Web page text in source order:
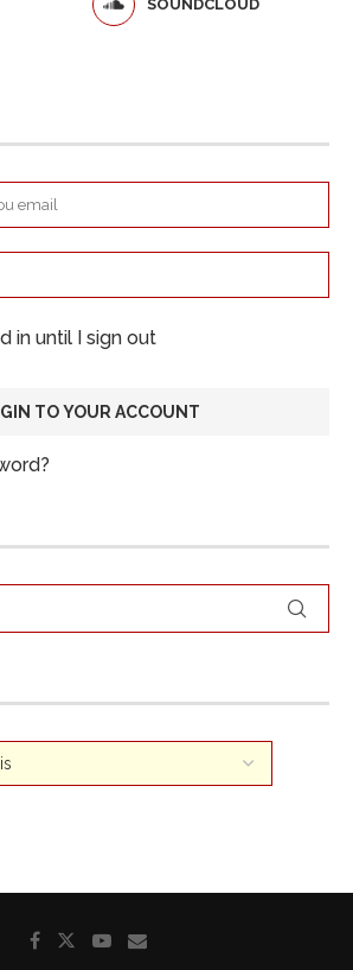
SOUNDCLOUD
in until I sign out